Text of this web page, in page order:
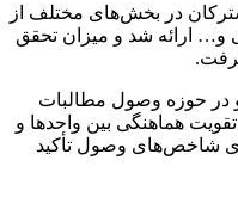
در بخش‌های مختلف از
و… ارائه شد و میزان تحقق
حوزه وصول مطالبات
هماهنگی بین واحدها و
شاخص‌های وصول تأکید